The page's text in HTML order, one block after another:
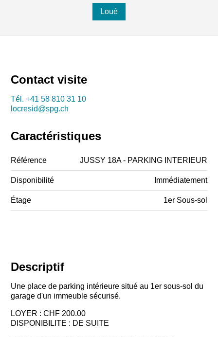
Loué
Descriptif
Une place de parking intérieure situé au 1er sous-sol du
garage d'un immeuble sécurisé.
LOYER : CHF 200.00
DISPONIBILITE : DE SUITE
Contact visite
Tél.+41 58 810 31 10
locresid@spg.ch
Caractéristiques
Référence JUSSY 18A - PARKING INTERIEUR
Disponibilité Immédiatement
Étage 1er Sous-sol